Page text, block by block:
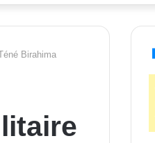
Birahima